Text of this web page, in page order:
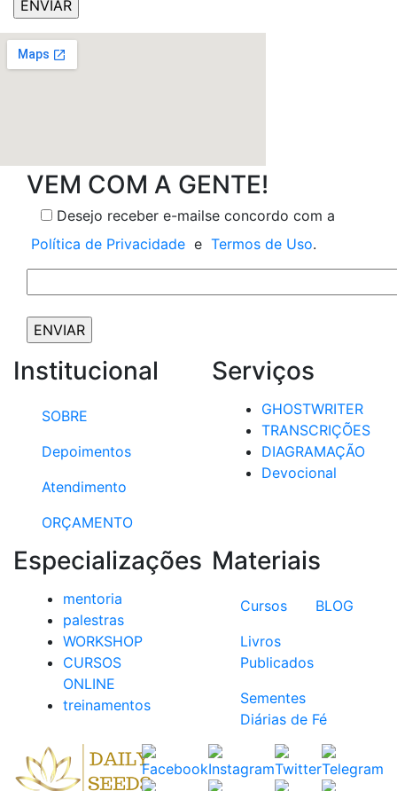
VEM COM A GENTE!
Desejo receber e-mailse concordo com a
Política de Privacidade e Termos de Uso.
Institucional
SOBRE
Depoimentos
Atendimento
ORÇAMENTO
Serviços
GHOSTWRITER
TRANSCRIÇÕES
DIAGRAMAÇÃO
Devocional
Especializações
mentoria
palestras
WORKSHOP
CURSOS
ONLINE
treinamentos
Materiais
Cursos
BLOG
Livros
Publicados
Sementes
Diárias de Fé